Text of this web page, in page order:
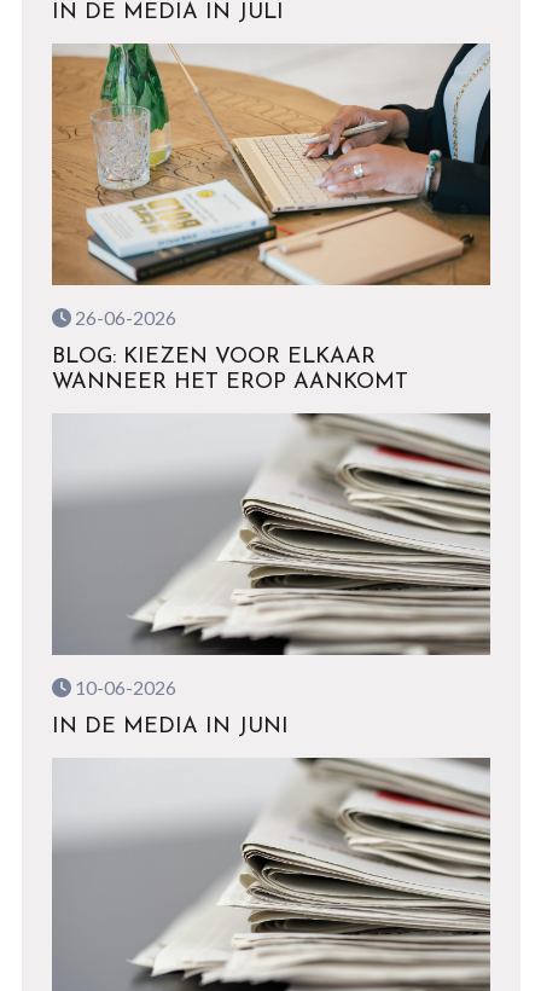
IN DE MEDIA IN JULI
26-06-2026
BLOG: KIEZEN VOOR ELKAAR
WANNEER HET EROP AANKOMT
10-06-2026
IN DE MEDIA IN JUNI